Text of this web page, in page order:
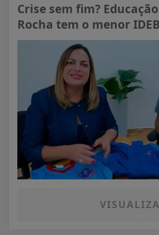
Crise sem fim?
Rocha tem o menor